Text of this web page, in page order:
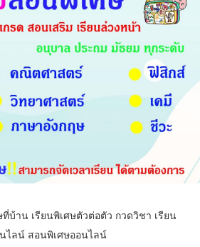
บ้าน เรียนพิเศษตัวต่อตัว กวดวิชา เรียน
ไลน์ สอนพิเศษออนไลน์